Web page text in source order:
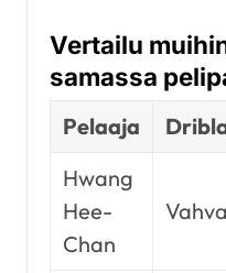
Vertailu
samassa
Pelaaja
Hwang
Hee-
Chan
Vahva